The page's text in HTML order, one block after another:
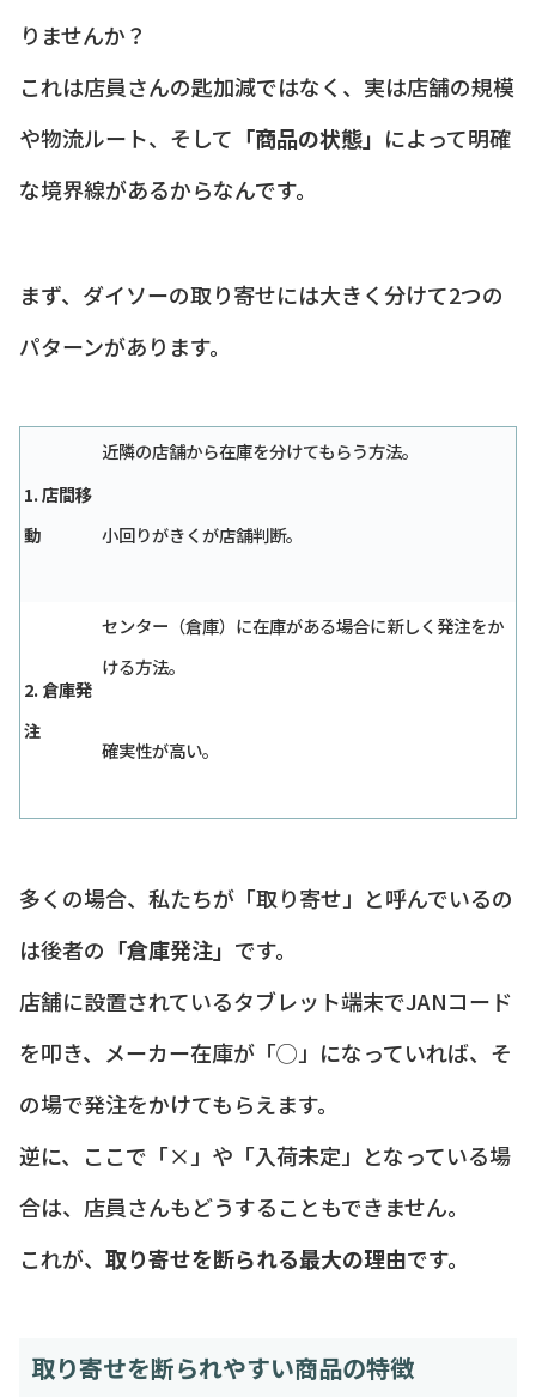
りませんか？
これは店員さんの匙加減ではなく、実は店舗の規模
や物流ルート、そして 「商品の状態」 によって明確
な境界線があるからなんです。
まず、ダイソーの取り寄せには大きく分けて2つの
パターンがあります。
1. 店間移
動
近隣の店舗から在庫を分けてもらう方法。
小回りがきくが店舗判断。
2. 倉庫発
注
センター（倉庫）に在庫がある場合に新しく発注をか
ける方法。
確実性が高い。
多くの場合、私たちが「取り寄せ」と呼んでいるの
は後者の 「倉庫発注」 です。
店舗に設置されているタブレット端末でJANコード
を叩き、メーカー在庫が「◯」になっていれば、そ
の場で発注をかけてもらえます。
逆に、ここで「×」や「入荷未定」となっている場
合は、店員さんもどうすることもできません。
これが、 取り寄せを断られる最大の理由です。
取り寄せを断られやすい商品の特徴